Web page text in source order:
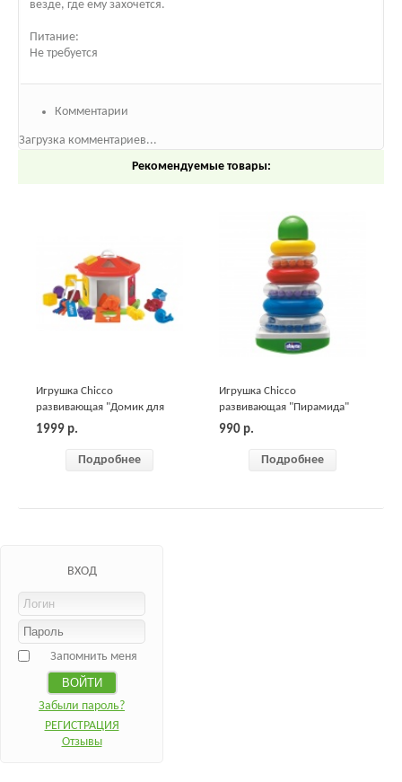
везде, где ему захочется.
Питание:
Не требуется
Комментарии
Загрузка комментариев...
Рекомендуемые товары:
Игрушка Chicco
развивающая "Домик для
животных"
1999 р.
Подробнее
Игрушка Chicco
развивающая "Пирамида"
990 р.
Подробнее
ВХОД
Запомнить меня
Забыли пароль?
РЕГИСТРАЦИЯ
Отзывы